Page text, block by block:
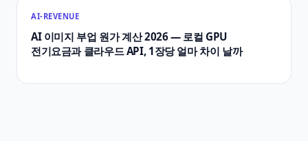
AI-REVENUE
AI 이미지 부업 원가 계산 2026 — 로컬 GPU
전기요금과 클라우드 API, 1장당 얼마 차이 날까